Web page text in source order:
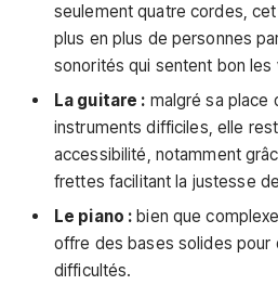
seulement quatre cordes,
plus en plus de personnes
sonorités qui sentent bon les
La guitare : malgré sa place
instruments difficiles, elle
accessibilité, notamment
frettes facilitant la justesse
Le piano : bien que
offre des bases solides pour
difficultés.